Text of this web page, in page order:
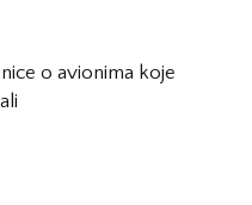
o avionima koje